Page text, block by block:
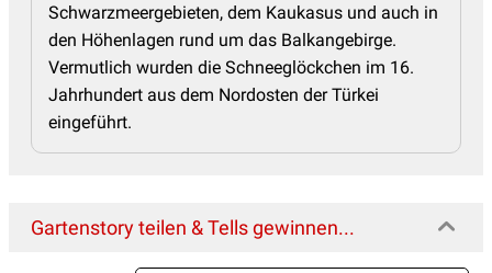
Schwarzmeergebieten, dem Kaukasus und auch in
den Höhenlagen rund um das Balkangebirge.
Vermutlich wurden die Schneeglöckchen im 16.
Jahrhundert aus dem Nordosten der Türkei
eingeführt.
Gartenstory teilen & Tells gewinnen...